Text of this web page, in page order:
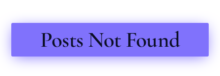
Posts Not Found